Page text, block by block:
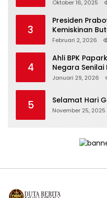
Oktober 16, 2025
3
Presiden
Kemiskinan
Februari 2, 2026
4
Ahli BPK
Negara
Persidangan
Januari 29, 2026
5 Selamat Hari
November 25, 2025